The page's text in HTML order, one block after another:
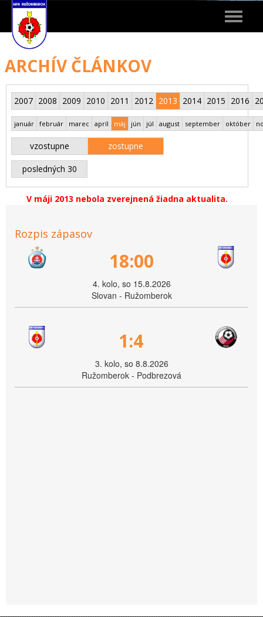
Toggle
ARCHÍV ČLÁNKOV
2007 2008 2009 2010 2011 2012 2013 2014 2015 2016
január február marec apríl máj jún júl august september október
vzostupne zostupne
posledných 30
V máji 2013 nebola zverejnená žiadna aktualita.
Rozpis zápasov
18:00
4. kolo, so 15.8.2026
Slovan - Ružomberok
1:4
3. kolo, so 8.8.2026
Ružomberok - Podbrezová